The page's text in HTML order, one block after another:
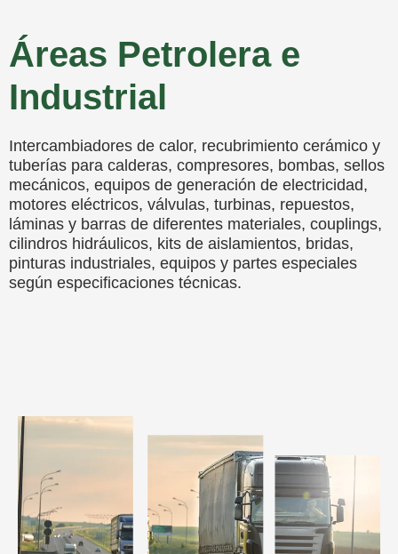
Áreas Petrolera e
Industrial
Intercambiadores de calor, recubrimiento cerámico y
tuberías para calderas, compresores, bombas, sellos
mecánicos, equipos de generación de electricidad,
motores eléctricos, válvulas, turbinas, repuestos,
láminas y barras de diferentes materiales, couplings,
cilindros hidráulicos, kits de aislamientos, bridas,
pinturas industriales, equipos y partes especiales
según especificaciones técnicas.